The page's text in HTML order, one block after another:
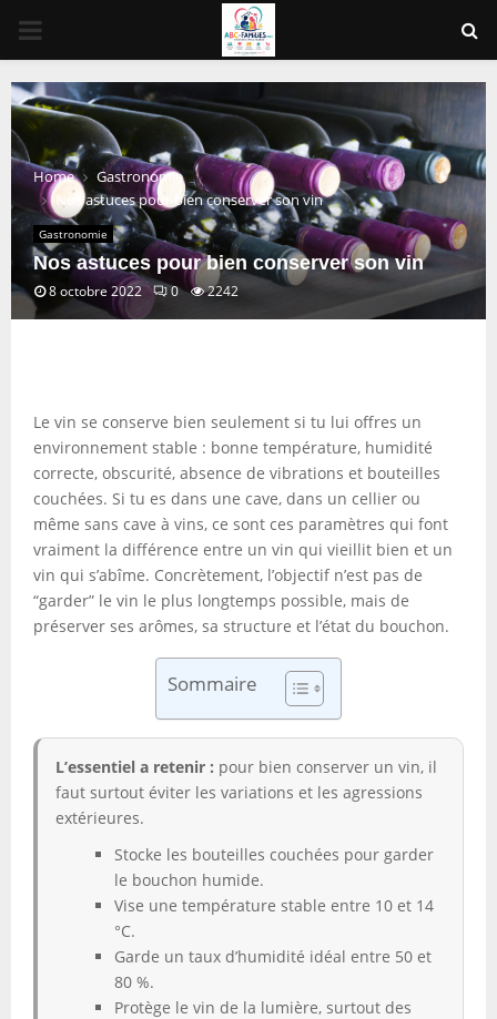
PRIMARY
MENU
Home
Gastronomie
Nos astuces pour bien conserver son vin
Gastronomie
Nos astuces pour bien conserver son vin
8 octobre 2022 0 2242
Le vin se conserve bien seulement si tu lui offres un
environnement stable : bonne température, humidité
correcte, obscurité, absence de vibrations et bouteilles
couchées. Si tu es dans une cave, dans un cellier ou
même sans cave à vins, ce sont ces paramètres qui font
vraiment la différence entre un vin qui vieillit bien et un
vin qui s’abîme. Concrètement, l’objectif n’est pas de
“garder” le vin le plus longtemps possible, mais de
préserver ses arômes, sa structure et l’état du bouchon.
Sommaire
L’essentiel a retenir : pour bien conserver un vin, il
faut surtout éviter les variations et les agressions
extérieures.
Stocke les bouteilles couchées pour garder
le bouchon humide.
Vise une température stable entre 10 et 14
°C.
Garde un taux d’humidité idéal entre 50 et
80 %.
Protège le vin de la lumière, surtout des